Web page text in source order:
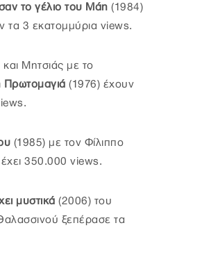
το γέλιο του Μάη (1984)
τα 3 εκατομμύρια views.
Μητσιάς με το
Πρωτομαγιά (1976) έχουν
(1985) με τον Φίλιππο
350.000 views.
μυστικά (2006) του
ξεπέρασε τα